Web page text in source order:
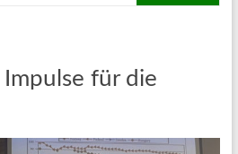
für die